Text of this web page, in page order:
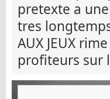
pretexte a
tres
AUX JEUX
profiteurs sur